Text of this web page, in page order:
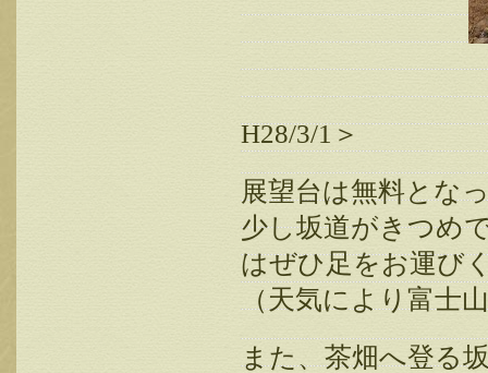
＜展
H28/3/1＞
展望台は無料とな
少し坂道がきつめ
はぜひ足をお運び
（天気により富士
また、茶畑へ登る